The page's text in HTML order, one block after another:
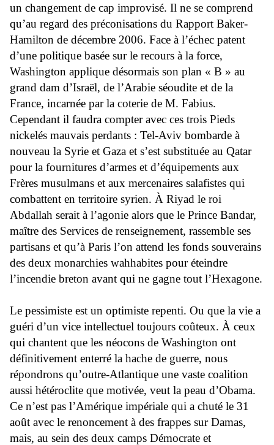
un changement de cap improvisé. Il ne se comprend
qu’au regard des préconisations du Rapport Baker-
Hamilton de décembre 2006. Face à l’échec patent
d’une politique basée sur le recours à la force,
Washington applique désormais son plan « B » au
grand dam d’Israël, de l’Arabie séoudite et de la
France, incarnée par la coterie de M. Fabius.
Cependant il faudra compter avec ces trois Pieds
nickelés mauvais perdants : Tel-Aviv bombarde à
nouveau la Syrie et Gaza et s’est substituée au Qatar
pour la fournitures d’armes et d’équipements aux
Frères musulmans et aux mercenaires salafistes qui
combattent en territoire syrien. À Riyad le roi
Abdallah serait à l’agonie alors que le Prince Bandar,
maître des Services de renseignement, rassemble ses
partisans et qu’à Paris l’on attend les fonds souverains
des deux monarchies wahhabites pour éteindre
l’incendie breton avant qui ne gagne tout l’Hexagone.
Le pessimiste est un optimiste repenti. Ou que la vie a
guéri d’un vice intellectuel toujours coûteux. À ceux
qui chantent que les néocons de Washington ont
définitivement enterré la hache de guerre, nous
répondrons qu’outre-Atlantique une vaste coalition
aussi hétéroclite que motivée, veut la peau d’Obama.
Ce n’est pas l’Amérique impériale qui a chuté le 31
août avec le renoncement à des frappes sur Damas,
mais, au sein des deux camps Démocrate et